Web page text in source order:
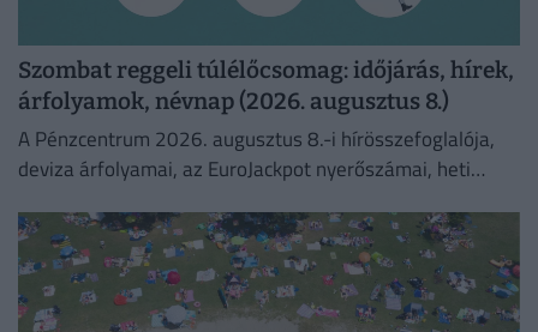
Szombat reggeli túlélőcsomag: időjárás, hírek,
árfolyamok, névnap (2026. augusztus 8.)
A Pénzcentrum 2026. augusztus 8.-i hírösszefoglalója,
deviza árfolyamai, az EuroJackpot nyerőszámai, heti